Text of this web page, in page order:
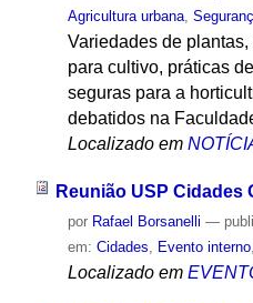
Agricultura urbana,
Variedades de
para cultivo, práticas
seguras para a
debatidos na
Localizado em
Reunião USP Cidades
por Rafael Borsanelli —
em: Cidades Evento interno,
Localizado em